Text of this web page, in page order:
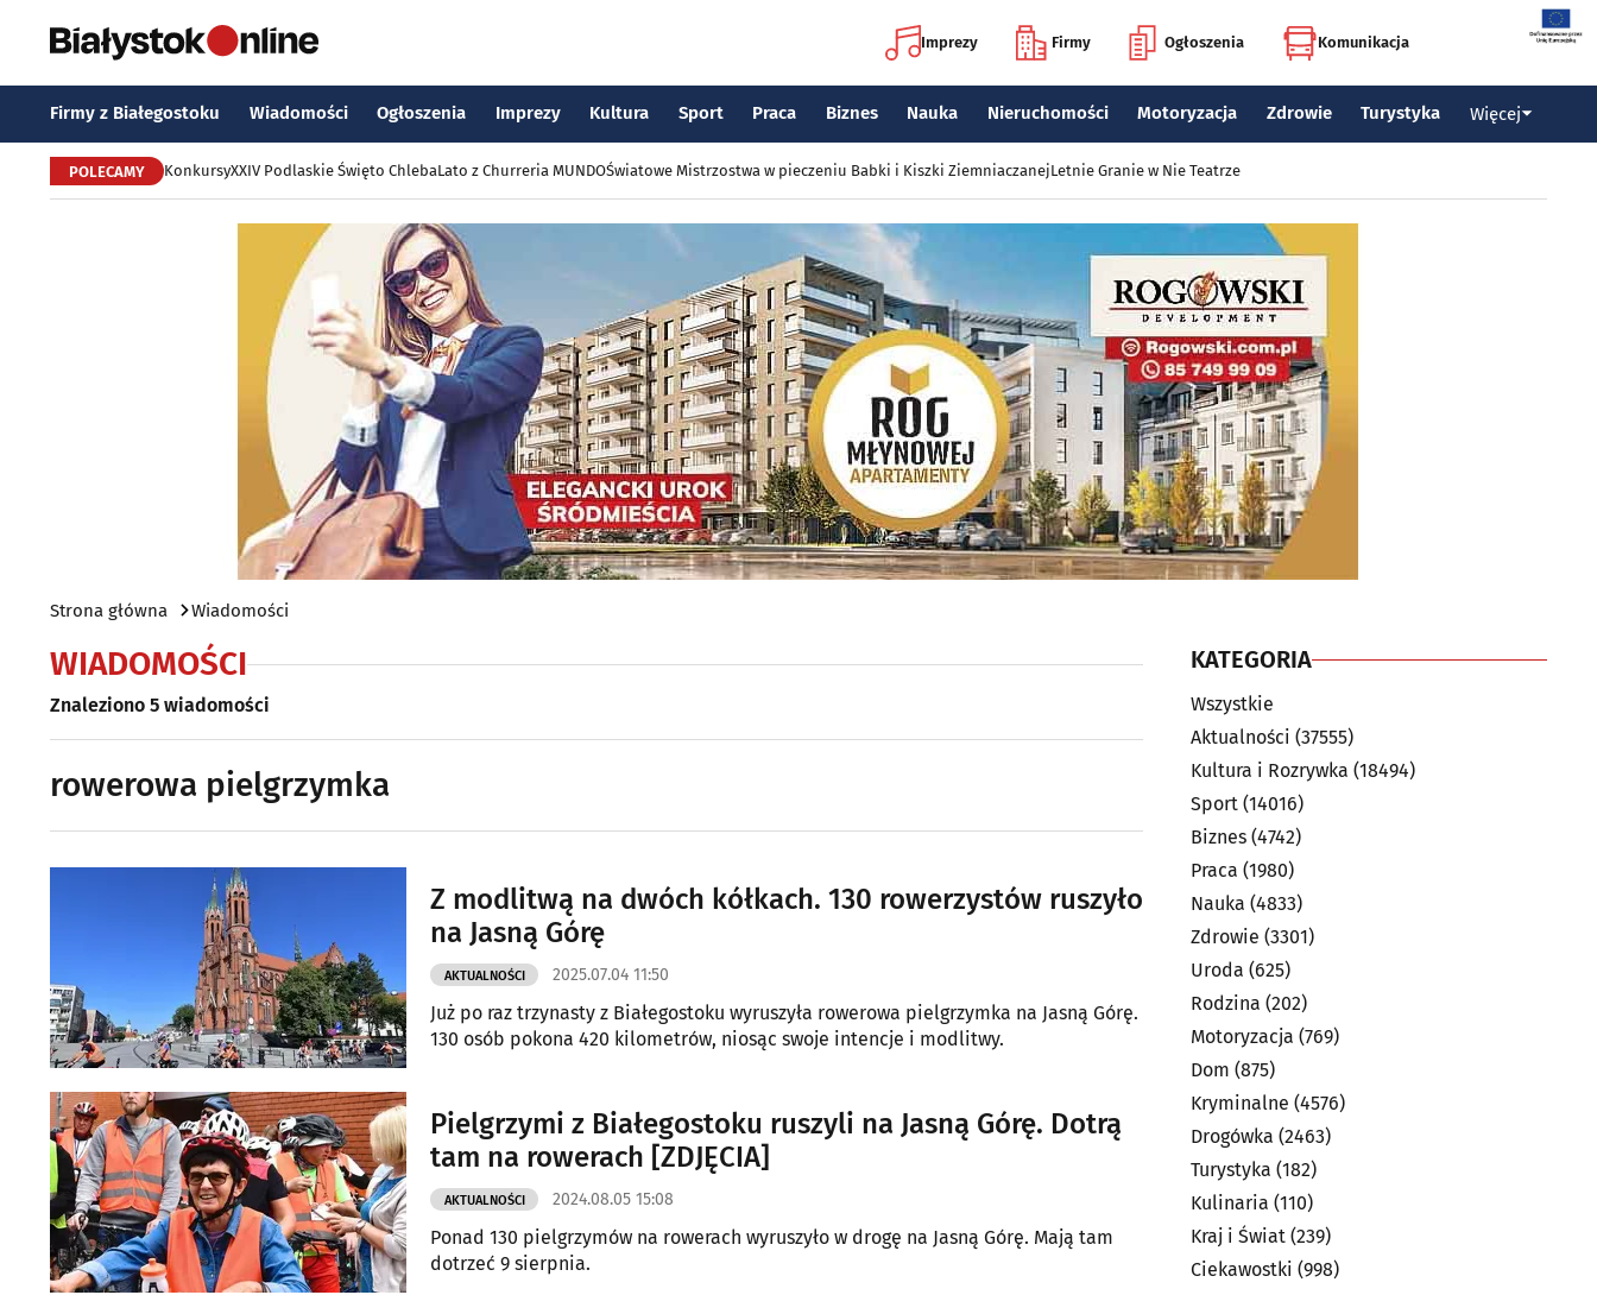
Imprezy Firmy Ogłoszenia Komunikacja
Firmy z Białegostoku Wiadomości Ogłoszenia Imprezy Kultura Sport Praca Biznes Nauka Nieruchomości Motoryzacja Zdrowie Turystyka Więcej
POLECAMY KonkursyXXIV Podlaskie Święto ChlebaLato z Churreria MUNDOŚwiatowe Mistrzostwa w pieczeniu Babki i Kiszki ZiemniaczanejLetnie Granie w Nie Teatrze
Strona główna Wiadomości
WIADOMOŚCI
Znaleziono 5 wiadomości
rowerowa pielgrzymka
Z modlitwą na dwóch kółkach. 130 rowerzystów ruszyło
na Jasną Górę
AKTUALNOŚCI 2025.07.04 11:50
Już po raz trzynasty z Białegostoku wyruszyła rowerowa pielgrzymka na Jasną Górę.
130 osób pokona 420 kilometrów, niosąc swoje intencje i modlitwy.
Pielgrzymi z Białegostoku ruszyli na Jasną Górę. Dotrą
tam na rowerach [ZDJĘCIA]
AKTUALNOŚCI 2024.08.05 15:08
Ponad 130 pielgrzymów na rowerach wyruszyło w drogę na Jasną Górę. Mają tam
dotrzeć 9 sierpnia.
KATEGORIA
Wszystkie
Aktualności (37555)
Kultura i Rozrywka (18494)
Sport (14016)
Biznes (4742)
Praca (1980)
Nauka (4833)
Zdrowie (3301)
Uroda (625)
Rodzina (202)
Motoryzacja (769)
Dom (875)
Kryminalne (4576)
Drogówka (2463)
Turystyka (182)
Kulinaria (110)
Kraj i Świat (239)
Ciekawostki (998)